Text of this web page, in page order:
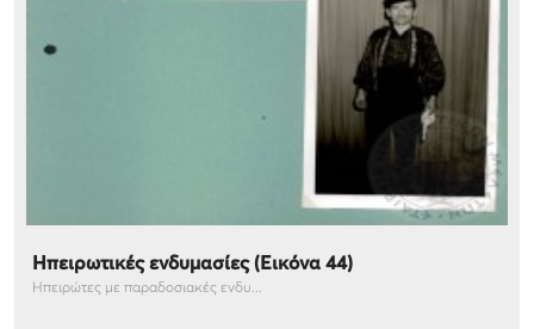
Ηπειρωτικές ενδυμασίες (Εικόνα 44)
Ηπειρώτες με παραδοσιακές ενδυ...